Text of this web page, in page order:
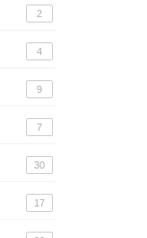
2
4
9
7
30
17